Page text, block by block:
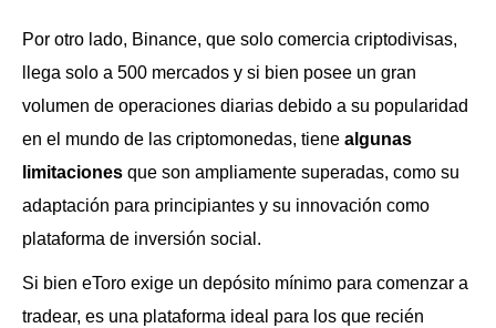
Por otro lado, Binance, que solo comercia criptodivisas,
llega solo a 500 mercados y si bien posee un gran
volumen de operaciones diarias debido a su popularidad
en el mundo de las criptomonedas, tiene algunas
limitaciones que son ampliamente superadas, como su
adaptación para principiantes y su innovación como
plataforma de inversión social.
Si bien eToro exige un depósito mínimo para comenzar a
tradear, es una plataforma ideal para los que recién